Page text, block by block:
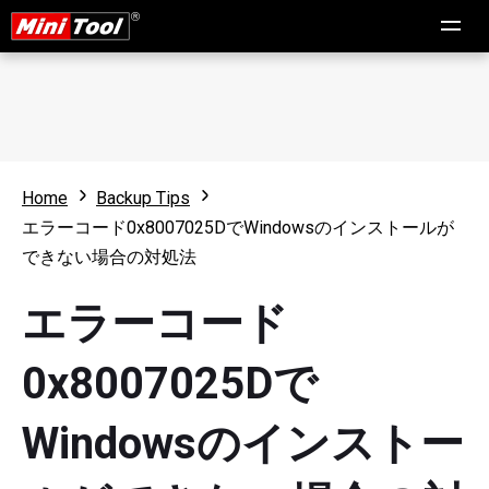
Home
Backup Tips
エラーコード0x8007025DでWindowsのインストールが
できない場合の対処法
エラーコード
0x8007025Dで
Windowsのインストー